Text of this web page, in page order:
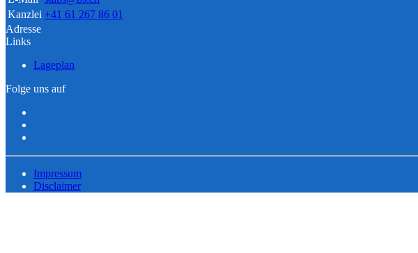
Kanzlei +41 61 267 86 01
Adresse
Links
Lageplan
Folge uns auf
Impressum
Disclaimer